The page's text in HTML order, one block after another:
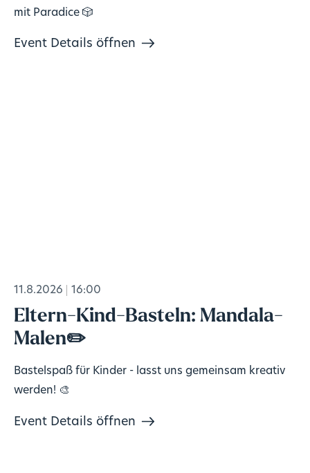
mit Paradice 🎲
Event Details öffnen
11.8.2026 16:00
Eltern-Kind-Basteln: Mandala-
Malen✏️
Bastelspaß für Kinder - lasst uns gemeinsam kreativ
werden! 🎨
Event Details öffnen